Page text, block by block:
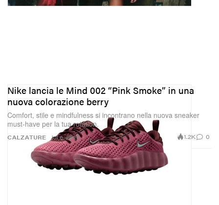
CALZATURE
Nike lancia le Mind 002 “Pink Smoke” in una
nuova colorazione berry
Comfort, stile e mindfulness si incontrano nella nuova sneaker
must‑have per la tua rotation.
Jul 6, 2026 1.2K 0